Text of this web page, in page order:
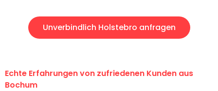
Unverbindlich Holstebro anfragen
Echte Erfahrungen von zufriedenen Kunden aus
Bochum